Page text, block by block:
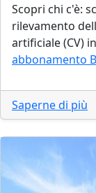
Scopri chi c'è:
rilevamento
artificiale (CV)
abbonamento
Saperne di più